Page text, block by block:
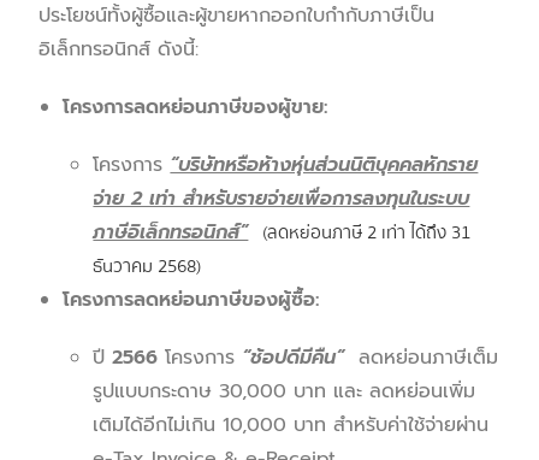
ประโยชน์ทั้งผู้ซื้อและผู้ขายหากออกใบกำกับภาษีเป็น
อิเล็กทรอนิกส์ ดังนี้:
โครงการลดหย่อนภาษีของผู้ขาย:
โครงการ“บริษัทหรือห้างหุ่นส่วนนิติบุคคลหักราย
จ่าย 2 เท่า สำหรับรายจ่ายเพื่อการลงทุนในระบบ
ภาษีอิเล็กทรอนิกส์” (ลดหย่อนภาษี 2 เท่า ได้ถึง 31
ธันวาคม 2568)
โครงการลดหย่อนภาษีของผู้ซื้อ:
ปี2566 โครงการ “ช้อปดีมีคืน”ลดหย่อนภาษีเต็ม
รูปแบบกระดาษ 30,000 บาท และ ลดหย่อนเพิ่ม
เติมได้อีกไม่เกิน 10,000 บาท สำหรับค่าใช้จ่ายผ่าน